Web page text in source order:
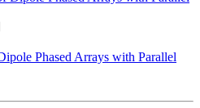
Phased Arrays with Parallel